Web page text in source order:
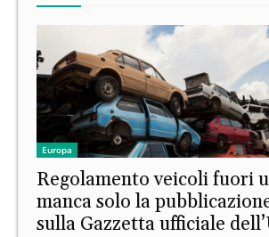
Europa
Regolamento veicoli fuori
manca solo la
sulla Gazzetta ufficiale